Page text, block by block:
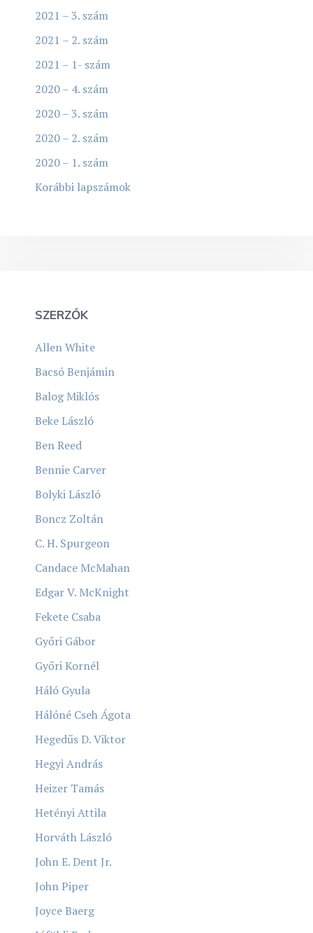
2021 – 3. szám
2021 – 2. szám
2021 – 1- szám
2020 – 4. szám
2020 – 3. szám
2020 – 2. szám
2020 – 1. szám
Korábbi lapszámok
SZERZŐK
Allen White
Bacsó Benjámin
Balog Miklós
Beke László
Ben Reed
Bennie Carver
Bolyki László
Boncz Zoltán
C. H. Spurgeon
Candace McMahan
Edgar V. McKnight
Fekete Csaba
Győri Gábor
Győri Kornél
Háló Gyula
Hálóné Cseh Ágota
Hegedűs D. Viktor
Hegyi András
Heizer Tamás
Hetényi Attila
Horváth László
John E. Dent Jr.
John Piper
Joyce Baerg